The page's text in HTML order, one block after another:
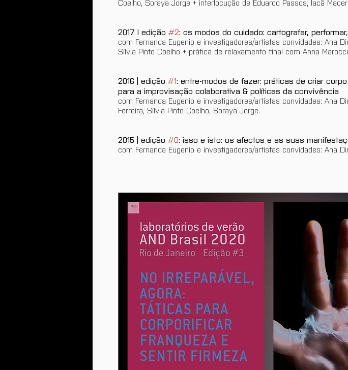
Coelho, Soraya Jorge + interlocução de Eduardo Passos, Iacã
2017 I edição #2: os modos do cuidado: cartografar,
com Fernanda Eugenio e investigadores/artistas convidades: Ana
Sílvia Pinto Coelho + prática de relaxamento final com Anna
2016 | edição #1: entre-modos de fazer: práticas de criar
para a improvisação colaborativa & políticas da convivência
com Fernanda Eugenio e investigadores/artistas convidades: Ana
Ferreira, Sílvia Pinto Coelho, Soraya Jorge.
2015 | edição #0: isso e isto: os afectos e as suas
com Fernanda Eugenio e investigadores/artistas convidades: Ana